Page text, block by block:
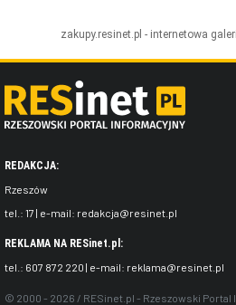
zakupy.resinet.pl - internetowa
REDAKCJA:
Rzeszów
tel.: 17 | e-mail: redakcja@resinet.pl
REKLAMA NA RESinet.pl:
tel.: 607 872 220 | e-mail: reklama@resinet.pl
© 2000 - 2026 / RESinet.pl - Rzeszowski Portal